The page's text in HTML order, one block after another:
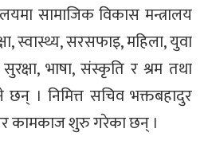
सामाजिक विकास मन्त्रालय
स्वास्थ्य, सरसफाइ, महिला, युवा
भाषा, संस्कृति र श्रम तथा
। निमित्त सचिव भक्तबहादुर
कामकाज शुरु गरेका छन् ।